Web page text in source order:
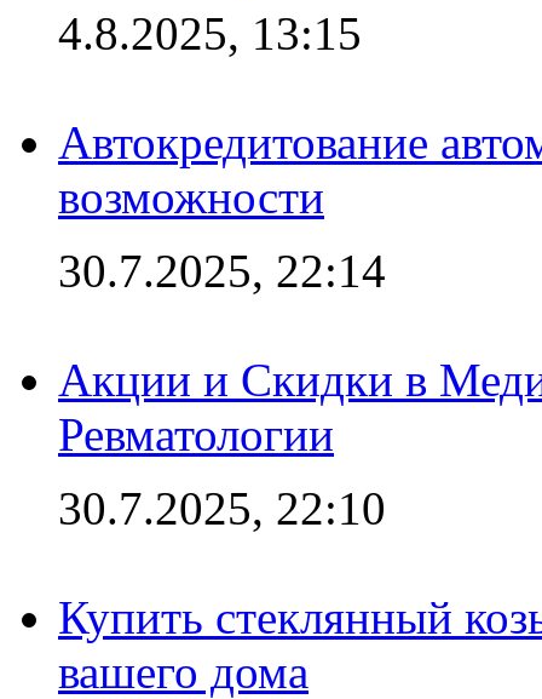
4.8.2025, 13:15
Автокредитование
возможности
30.7.2025, 22:14
Акции и Скидки в
Ревматологии
30.7.2025, 22:10
Купить стеклянный
вашего дома